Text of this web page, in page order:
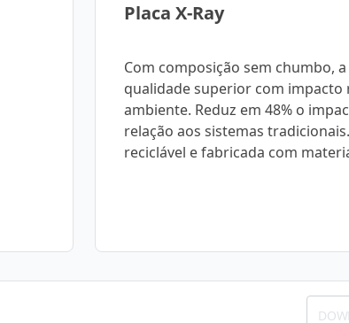
Placa X-Ray
Com composição sem chumbo,
qualidade superior com impacto
ambiente. Reduz em 48% o
relação aos sistemas
reciclável e fabricada com